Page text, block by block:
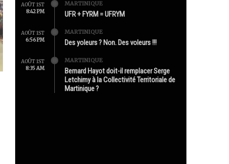
AOÛT 1ST
8:42 PM
MARTINIQUE
UFR + FYRM = UFRYM
AOÛT 1ST
6:56 PM
MARTINIQUE
Des yoleurs ? Non. Des voleurs !!!
AOÛT 1ST
8:35 AM
MARTINIQUE
Bernard Hayot doit-il remplacer Serge
Letchimy à la Collectivité Territoriale de
Martinique ?